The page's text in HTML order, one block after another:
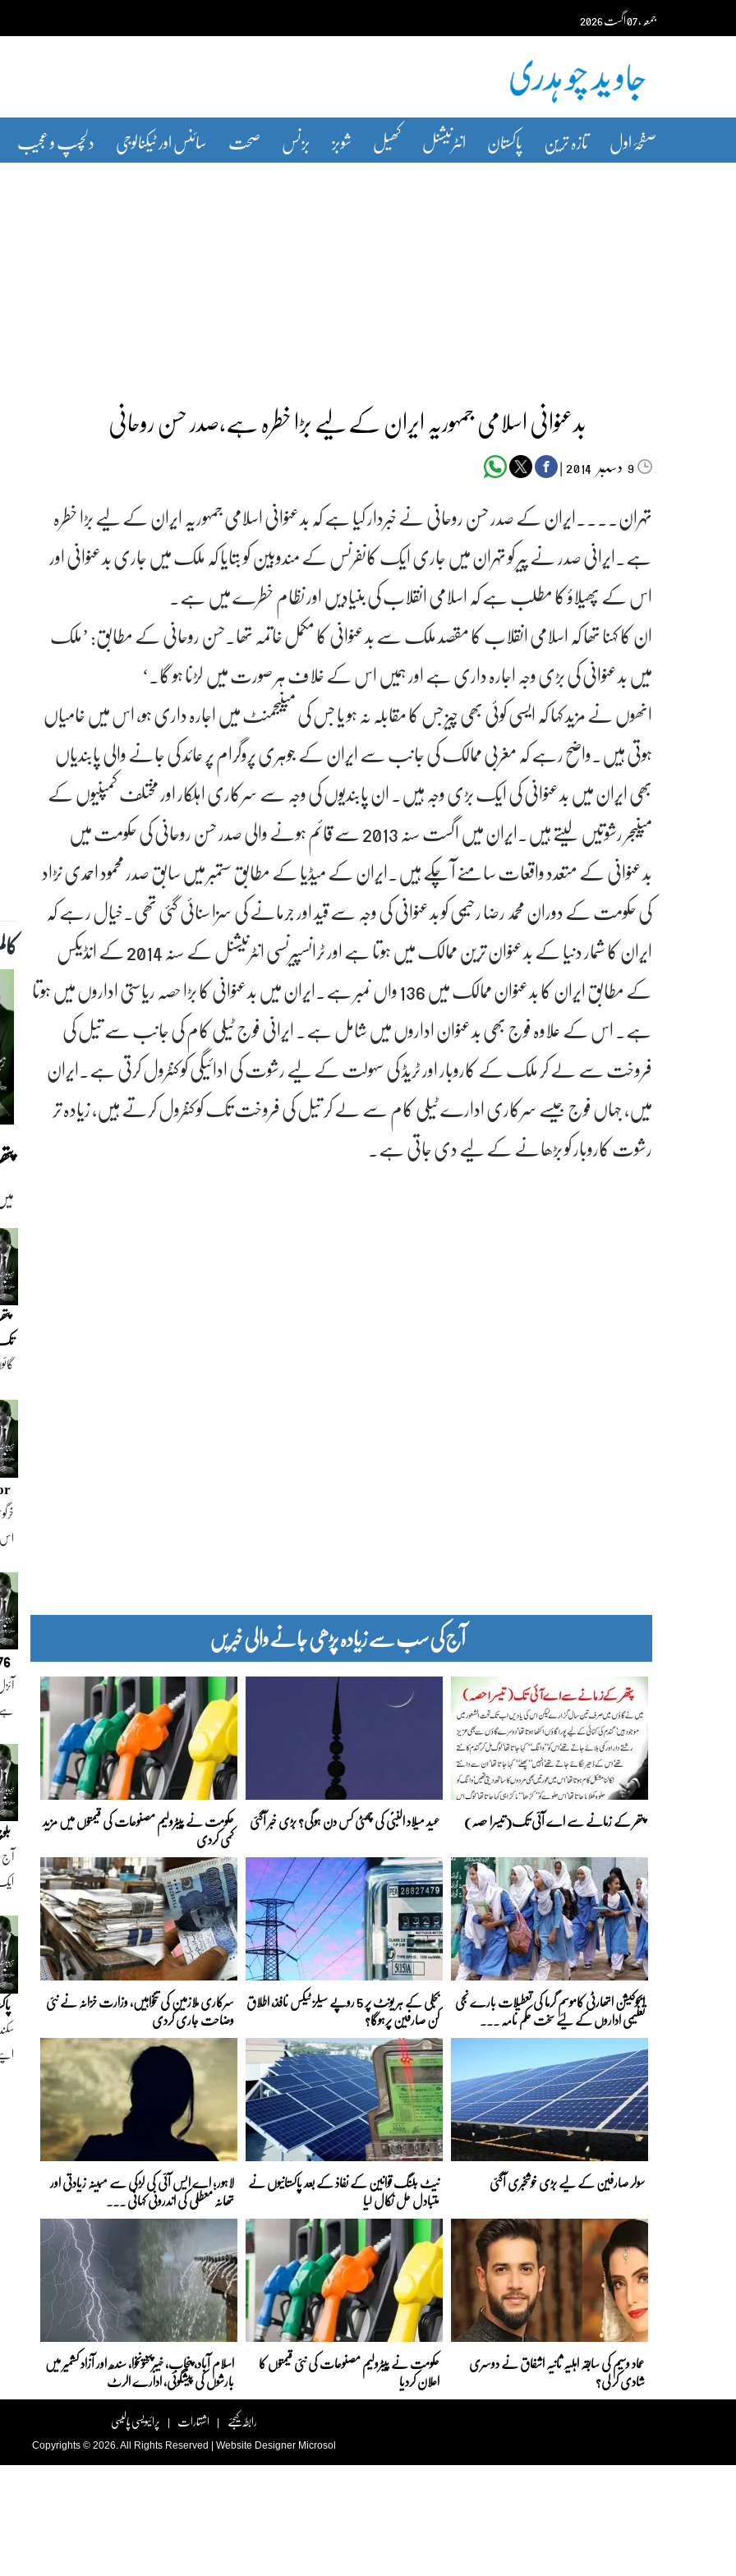
content جمعہ‬‮،07اگست‬‮2026
صفحۂ اول تازہ ترین پاکستان انٹرنیشنل کھیل شوبز بزنس صحت سائنس اور ٹیکنالوجی دلچسپ و عجیب
بدعنوانی اسلامی جمہوریہ ایران کے لیے بڑا خطرہ ہے،صدر حسن روحانی
9دسمبر‬‮ |
تہران۔۔۔۔ایران کے صدر حسن روحانی نے خبردار کیا ہے کہ بدعنوانی اسلامی جمہوریہ ایران کے لیے بڑا خطرہ
ہے۔ایرانی صدر نے پیر کو تہران میں جاری ایک کانفرنس کے مندوبین کو بتایا کہ ملک میں جاری بدعنوانی اور
اس کے پھیلاؤ کا مطلب ہے کہ اسلامی انقلاب کی بنیادیں اور نظام خطرے میں ہے۔
ان کا کہنا تھا کہ اسلامی انقلاب کا مقصد ملک سے بدعنوانی کا مکمل خاتمہ تھا۔حسن روحانی کے مطابق: ’ملک
میں بدعنوانی کی بڑی وجہ اجارہ داری ہے اور ہمیں اس کے خلاف ہر صورت میں لڑنا ہو گا۔‘
انھوں نے مزید کہا کہ ایسی کوئی بھی چیز جس کا مقابلہ نہ ہو یا جس کی مینیجمنٹ میں اجارہ داری ہو، اس میں خامیاں
ہوتی ہیں۔واضح رہے کہ مغربی ممالک کی جانب سے ایران کے جوہری پروگرام پر عائد کی جانے والی پابندیاں
بھی ایران میں بدعنوانی کی ایک بڑی وجہ ہیں۔ ان پابندیوں کی وجہ سے سرکاری اہلکار اور مختلف کمپنیوں کے
مینیجر رشوتیں لیتے ہیں۔ایران میں اگست سنہ 2013 سے قائم ہونے والی صدر حسن روحانی کی حکومت میں
بدعنوانی کے متعدد واقعات سامنے آ چکے ہیں۔ایران کے میڈیا کے مطابق ستمبر میں سابق صدر محمود احمدی نڑاد
کی حکومت کے دوران محمد رضا رحیمی کو بدعنوانی کی وجہ سے قید اور جرمانے کی سزا سنائی گئی تھی۔خیال رہے کہ
ایران کا شمار دنیا کے بدعنوان ترین ممالک میں ہوتا ہے اور ٹرانسپیرنسی انٹرنیشنل کے سنہ 2014 کے انڈیکس
کے مطابق ایران کا بدعنوان ممالک میں 136 واں نمبر ہے۔ایران میں بدعنوانی کا بڑا حصہ ریاستی اداروں میں ہوتا
ہے۔ اس کے علاوہ فوج بھی بدعنوان اداروں میں شامل ہے۔ ایرانی فوج ٹیلی کام کی جانب سے تیل کی
فروخت سے لے کر ملک کے کاروبار اور ٹریڈ کی سہولت کے لیے رشوت کی ادائیگی کو کنٹرول کرتی ہے۔ایران
میں، جہاں فوج جیسے سرکاری ادارے ٹیلی کام سے لے کر تیل کی فروخت تک کو کنٹرول کرتے ہیں، زیادہ تر
رشوت کاروبار کو بڑھانے کے لیے دی جاتی ہے۔
آج کی سب سے زیادہ پڑھی جانے والی خبریں
پتھر کے زمانے سے اے آئی تک(تیسرا حصہ) عید میلاد النبیؐ کی چھٹی کس دن ہوگی؟ بڑی خبر آگئی حکومت نے پیٹرولیم مصنوعات کی قیمتوں میں مزید
کمی کردی
ایجوکیشن اتھارٹی کاموسمِ گرما کی تعطیلات بارے نجی
تعلیمی اداروں کے لیے سخت حکم نامہ ...
بجلی کے ہر یونٹ پر 5 روپے سیلز ٹیکس نافذ، اطلاق
کن صارفین پرہوگا؟
سرکاری ملازمین کی تنخواہیں، وزارت خزانہ نے نئی
وضاحت جاری کردی
سولر صارفین کے لیے بڑی خوشخبری آگئی نیٹ بلنگ قوانین کے نفاذ کے بعد پاکستانیوں نے
متبادل حل نکال لیا
لاہور؛ اے ایس آئی کی لڑکی سے مبینہ زیادتی اور
تھانہ معطلی کی اندرونی کہانی ...
عماد وسیم کی سابقہ اہلیہ ثانیہ اشفاق نے دوسری
شادی کر لی؟
حکومت نے پیٹرولیم مصنوعات کی نئی قیمتوں کا
اعلان کردیا
اسلام آباد، پنجاب، خیبرپختونخوا، سندھ اور آزاد کشمیر میں
بارشوں کی پیشگوئی، ادارے الرٹ
رابطہ کیجئے | اشتہارات | پرائیویسی پالیسی
Copyrights © 2026. All Rights Reserved | Website Designer Microsol